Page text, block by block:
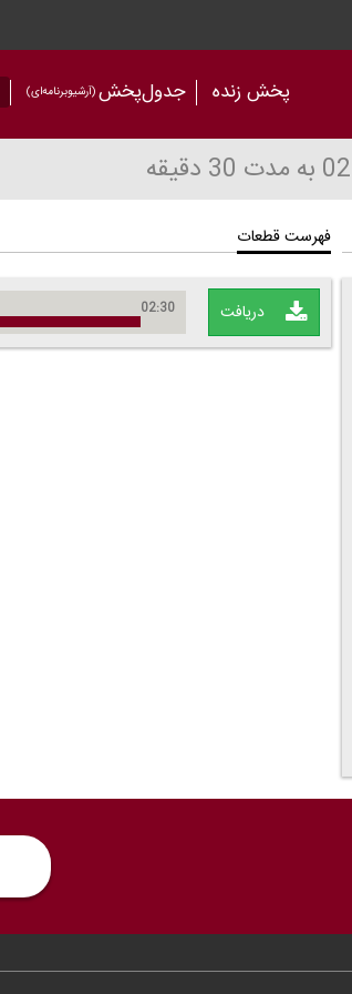
پخش زنده جدول‌پخش(آرشیو‌برنامه‌ای)
به مدت 30 دقیقه
فهرست قطعات
دریافت 02:30